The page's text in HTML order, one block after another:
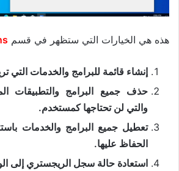
هذه هي الخيارات التي ستظهر في قسم
إنشاء قائمة للبرامج والخدمات التي
والتي لن تحتاجها كمستخدم.
تعطيل جميع البرامج والخدمات
الحفاظ عليها.
استعادة حالة سجل الريجستري إلى